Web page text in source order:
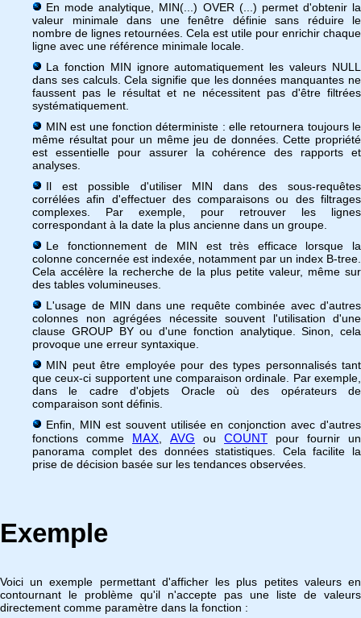
En mode analytique, MIN(...) OVER (...) permet d'obtenir la
valeur minimale dans une fenêtre définie sans réduire le
nombre de lignes retournées. Cela est utile pour enrichir chaque
ligne avec une référence minimale locale.
La fonction MIN ignore automatiquement les valeurs NULL
dans ses calculs. Cela signifie que les données manquantes ne
faussent pas le résultat et ne nécessitent pas d'être filtrées
systématiquement.
MIN est une fonction déterministe : elle retournera toujours le
même résultat pour un même jeu de données. Cette propriété
est essentielle pour assurer la cohérence des rapports et
analyses.
Il est possible d'utiliser MIN dans des sous-requêtes
corrélées afin d'effectuer des comparaisons ou des filtrages
complexes. Par exemple, pour retrouver les lignes
correspondant à la date la plus ancienne dans un groupe.
Le fonctionnement de MIN est très efficace lorsque la
colonne concernée est indexée, notamment par un index B-tree.
Cela accélère la recherche de la plus petite valeur, même sur
des tables volumineuses.
L'usage de MIN dans une requête combinée avec d'autres
colonnes non agrégées nécessite souvent l'utilisation d'une
clause GROUP BY ou d'une fonction analytique. Sinon, cela
provoque une erreur syntaxique.
MIN peut être employée pour des types personnalisés tant
que ceux-ci supportent une comparaison ordinale. Par exemple,
dans le cadre d'objets Oracle où des opérateurs de
comparaison sont définis.
Enfin, MIN est souvent utilisée en conjonction avec d'autres
fonctions comme MAX AVG ou COUNT pour fournir un
panorama complet des données statistiques. Cela facilite la
prise de décision basée sur les tendances observées.
Exemple
Voici un exemple permettant d'afficher les plus petites valeurs en
contournant le problème qu'il n'accepte pas une liste de valeurs
directement comme paramètre dans la fonction :